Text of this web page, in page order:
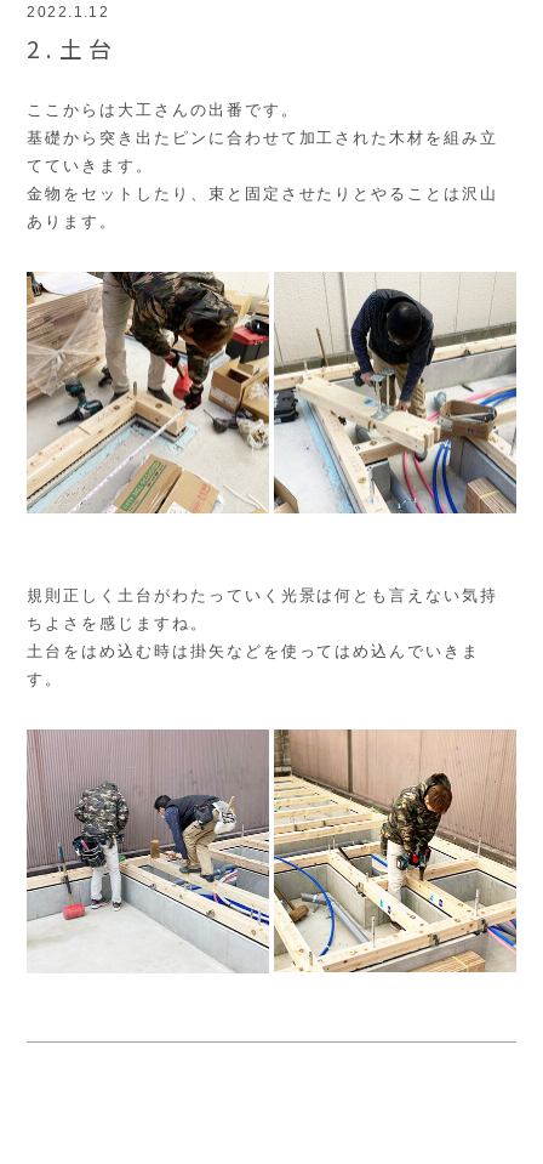
2022.1.12
2.土台
ここからは大工さんの出番です。
基礎から突き出たピンに合わせて加工された木材を組み立
てていきます。
金物をセットしたり、束と固定させたりとやることは沢山
あります。
規則正しく土台がわたっていく光景は何とも言えない気持
ちよさを感じますね。
土台をはめ込む時は掛矢などを使ってはめ込んでいきま
す。